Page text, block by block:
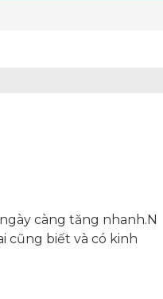
càng tăng nhanh.N
cũng biết và có kinh